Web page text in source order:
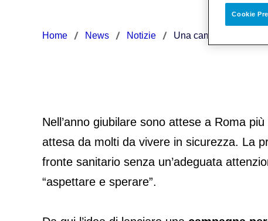
Home News Notizie Una campagna di
Nell’anno giubilare sono attese a Roma
attesa da molti da vivere in sicurezza. La
fronte sanitario senza un’adeguata
“aspettare e sperare”.
Cookie